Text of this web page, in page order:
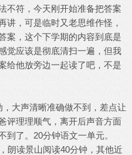
不符，今天刚开始准备把答案
讲，可是临时又老思维作怪，
案，这个下学期的内容到底是
觉应该是彻底清扫一遍，但我
给他放旁边一起读了吧，不是
大声清晰准确做不到，差点让
评理理顺气，离开后声音方面
到了。20分钟语文一单元。
朗读景山阅读40分钟，其他近